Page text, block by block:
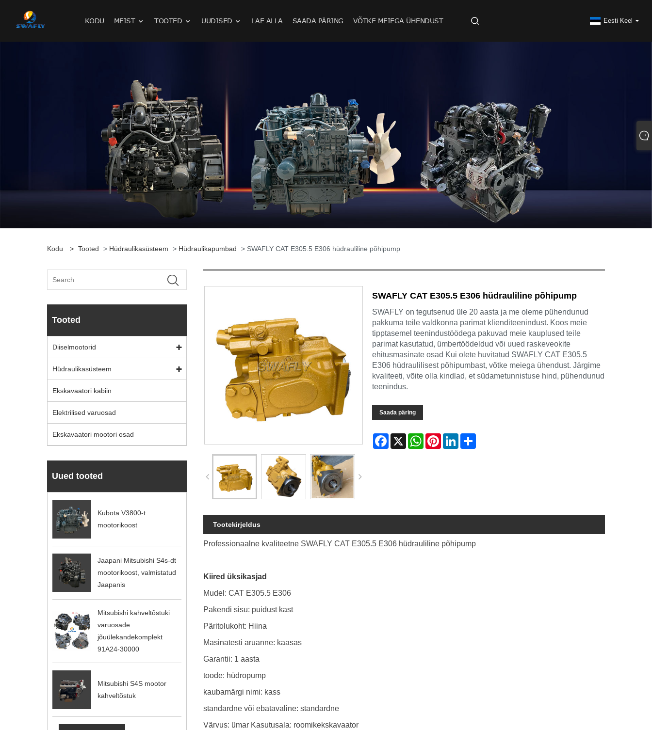
KODU MEIST TOOTED UUDISED LAE ALLA SAADA PÄRING VÕTKE MEIEGA ÜHENDUST Eesti Keel
Kodu > Tooted > Hüdraulikasüsteem > Hüdraulikapumbad > SWAFLY CAT E305.5 E306 hüdrauliline põhipump
Tooted
Diiselmootorid
Hüdraulikasüsteem
Ekskavaatori kabiin
Elektrilised varuosad
Ekskavaatori mootori osad
Uued tooted
Kubota V3800-t
mootorikoost
Jaapani Mitsubishi S4s-dt
mootorikoost, valmistatud
Jaapanis
Mitsubishi kahveltõstuki
varuosade
jõuülekandekomplekt
91A24-30000
Mitsubishi S4S mootor
kahveltõstuk
SWAFLY CAT E305.5 E306 hüdrauliline põhipump
SWAFLY on tegutsenud üle 20 aasta ja me oleme pühendunud
pakkuma teile valdkonna parimat klienditeenindust. Koos meie
tipptasemel teenindustöödega pakuvad meie kauplused teile
parimat kasutatud, ümbertöödeldud või uued raskeveokite
ehitusmasinate osad Kui olete huvitatud SWAFLY CAT E305.5
E306 hüdraulilisest põhipumbast, võtke meiega ühendust. Järgime
kvaliteeti, võite olla kindlad, et südametunnistuse hind, pühendunud
teenindus.
Saada päring
Facebook
X WhatsAppPinterestLinkedInShare
Tootekirjeldus
Professionaalne kvaliteetne SWAFLY CAT E305.5 E306 hüdrauliline põhipump
Kiired üksikasjad
Mudel: CAT E305.5 E306
Pakendi sisu: puidust kast
Päritolukoht: Hiina
Masinatesti aruanne: kaasas
Garantii: 1 aasta
toode: hüdropump
kaubamärgi nimi: kass
standardne või ebatavaline: standardne
Värvus: ümar Kasutusala: roomikekskavaator